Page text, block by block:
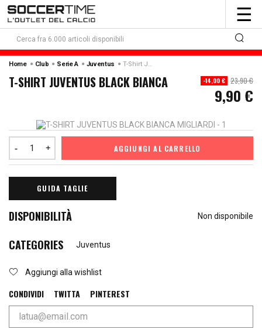
☰
Home Club Serie A Juventus T-Shirt Juventus Black Bianca
T-SHIRT JUVENTUS BLACK BIANCA -14,00 € 23,90 €
9,90 €
AGGIUNGI AL CARRELLO
GUIDA TAGLIE
DISPONIBILITÀ Non disponibile
CATEGORIES Juventus
Aggiungi alla wishlist
CONDIVIDI TWITTA PINTEREST